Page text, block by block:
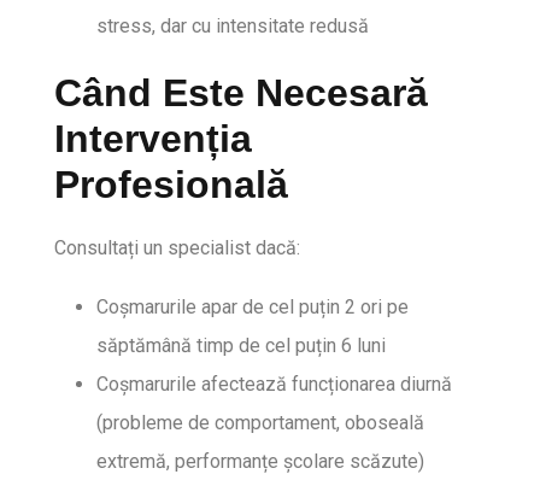
stress, dar cu intensitate redusă
Când Este Necesară
Intervenția
Profesională
Consultați un specialist dacă:
Coșmarurile apar de cel puțin 2 ori pe
săptămână timp de cel puțin 6 luni
Coșmarurile afectează funcționarea diurnă
(probleme de comportament, oboseală
extremă, performanțe școlare scăzute)